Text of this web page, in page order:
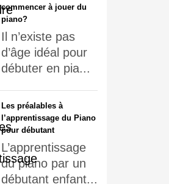
commencer à jouer du
piano?
Il n’existe pas
d’âge idéal pour
débuter en pia...
Les préalables à
l’apprentissage du Piano
pour débutant
L’apprentissage
du piano par un
débutant enfant...